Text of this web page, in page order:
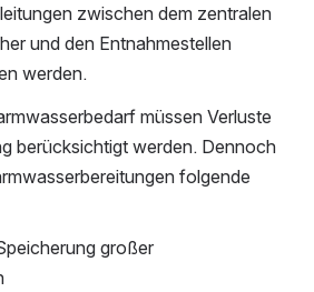
zwischen dem zentralen
und den Entnahmestellen
werden.
müssen Verluste
berücksichtigt werden. Dennoch
folgende
großer